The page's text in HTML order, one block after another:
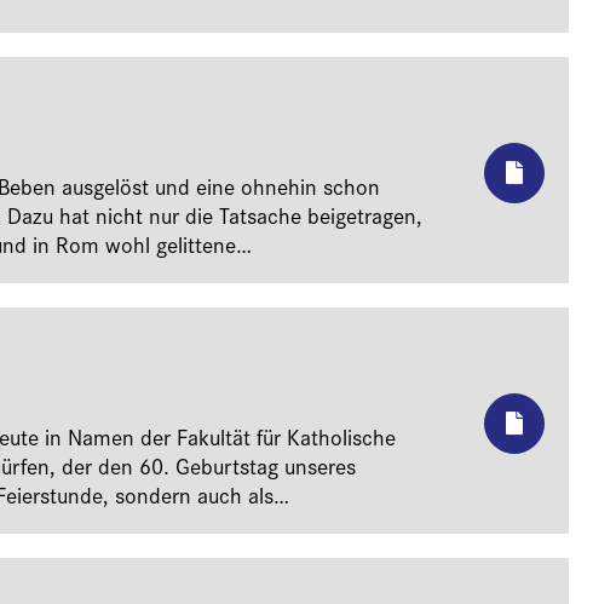
ausgelöst und eine ohnehin schon
hat nicht nur die Tatsache beigetragen,
in Rom wohl gelittene
der gruseligen Details zu blicken
McCarrick zum Symbol, ja geradezu zum
in Namen der Fakultät für Katholische
der den 60. Geburtstag unseres
sondern auch als
nicht Terminkollisionen gegeben. So darf
heute entschuldigen, aber auch Professorin